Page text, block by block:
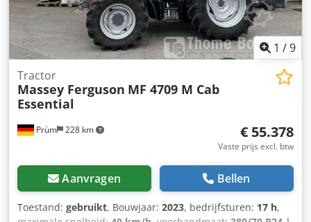
1 /9
Prüm 228 km
Tractor
Massey Ferguson MF 4709 M Cab
Essential
€ 55.378
Vaste prijs excl. btw
Aanvragen Bellen
Toestand: gebruikt, Bouwjaar: 2023, bedrijfsturen: 17 h,